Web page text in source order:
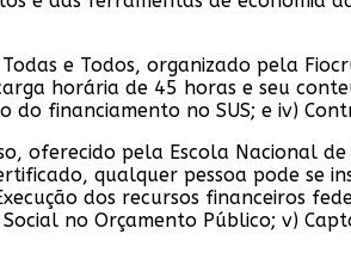
e Todos, organizado pela
horária de 45 horas e seu
do financiamento no SUS; e iv)
oferecido pela Escola Nacional
qualquer pessoa pode se
dos recursos financeiros
no Orçamento Público; v)